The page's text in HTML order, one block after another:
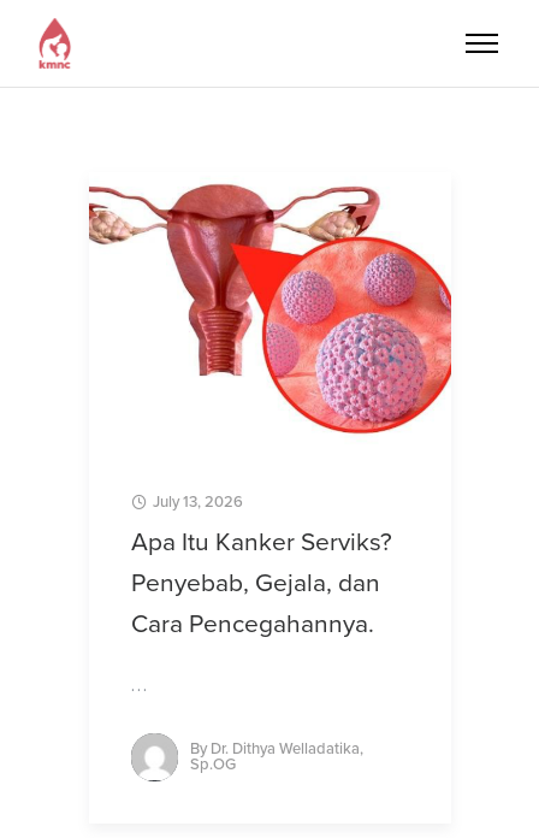
July 13, 2026
Apa Itu Kanker Serviks?
Penyebab, Gejala, dan
Cara Pencegahannya.
…
ByDr. Dithya Welladatika,
Sp.OG